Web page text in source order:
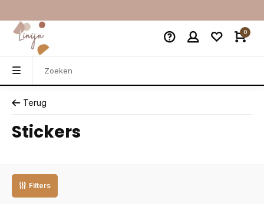
0
Terug
Stickers
Filters